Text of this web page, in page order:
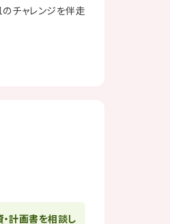
のチャレンジを伴走
計画書を相談し